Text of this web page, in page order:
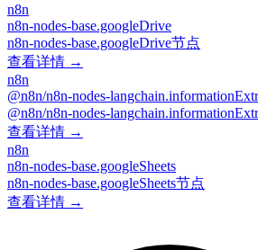
n8n
n8n-nodes-base.googleDrive
n8n-nodes-base.googleDrive节点
查看详情 →
n8n
@n8n/n8n-nodes-
@n8n/n8n-nodes-
查看详情 →
n8n
n8n-nodes-base.googleSheets
n8n-nodes-base.googleSheets节点
查看详情 →